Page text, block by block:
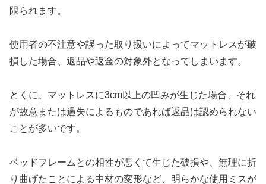
限られます。
使用者の不注意や誤った取り扱いによってマットレスが破
損した場合、返品や返金の対象外となってしまいます。
とくに、マットレスに3cm以上の凹みが生じた場合、それ
が故意または過失によるものであれば返品は認められない
ことが多いです。
ベッドフレームとの相性が悪くて生じた破損や、無理に折
り曲げたことによる中材の変形など、明らかな使用ミスが